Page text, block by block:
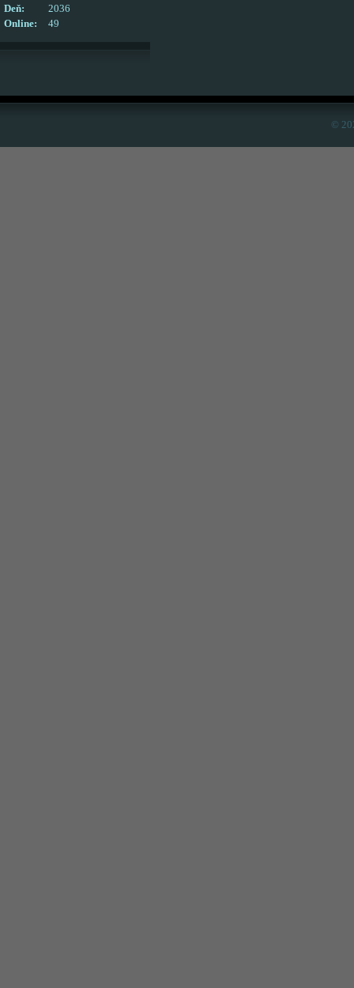
Online: 49
Deň:
2036
©